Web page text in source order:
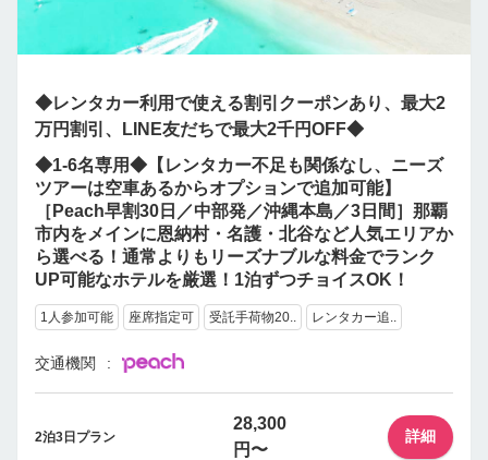
◆レンタカー利用で使える割引クーポンあり、最大2
万円割引、LINE友だちで最大2千円OFF◆
◆1-6名専用◆【レンタカー不足も関係なし、ニーズ
ツアーは空車あるからオプションで追加可能】
［Peach早割30日／中部発／沖縄本島／3日間］那覇
市内をメインに恩納村・名護・北谷など人気エリアか
ら選べる！通常よりもリーズナブルな料金でランク
UP可能なホテルを厳選！1泊ずつチョイスOK！
1人参加可能 座席指定可 受託手荷物20.. レンタカー追..
交通機関
2泊3日プラン
28,300
円〜
詳細